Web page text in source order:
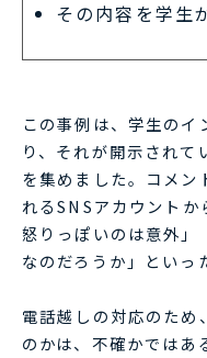
その内容を学生
この事例は、学生のイ
り、それが開示されて
を集めました。コメン
れるSNSアカウントか
怒りっぽいのは意外」
なのだろうか」といっ
電話越しの対応のため
のかは、不確かではあ